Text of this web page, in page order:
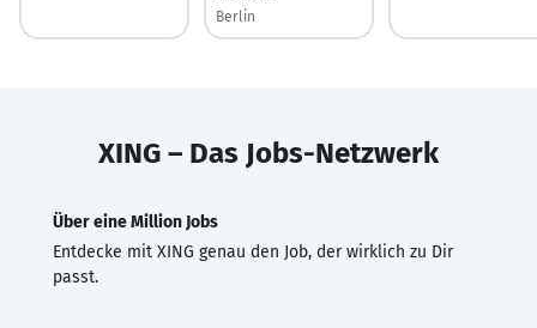
Berlin
XING – Das Jobs-Netzwerk
Über eine Million Jobs
Entdecke mit XING genau den Job, der wirklich zu Dir
passt.